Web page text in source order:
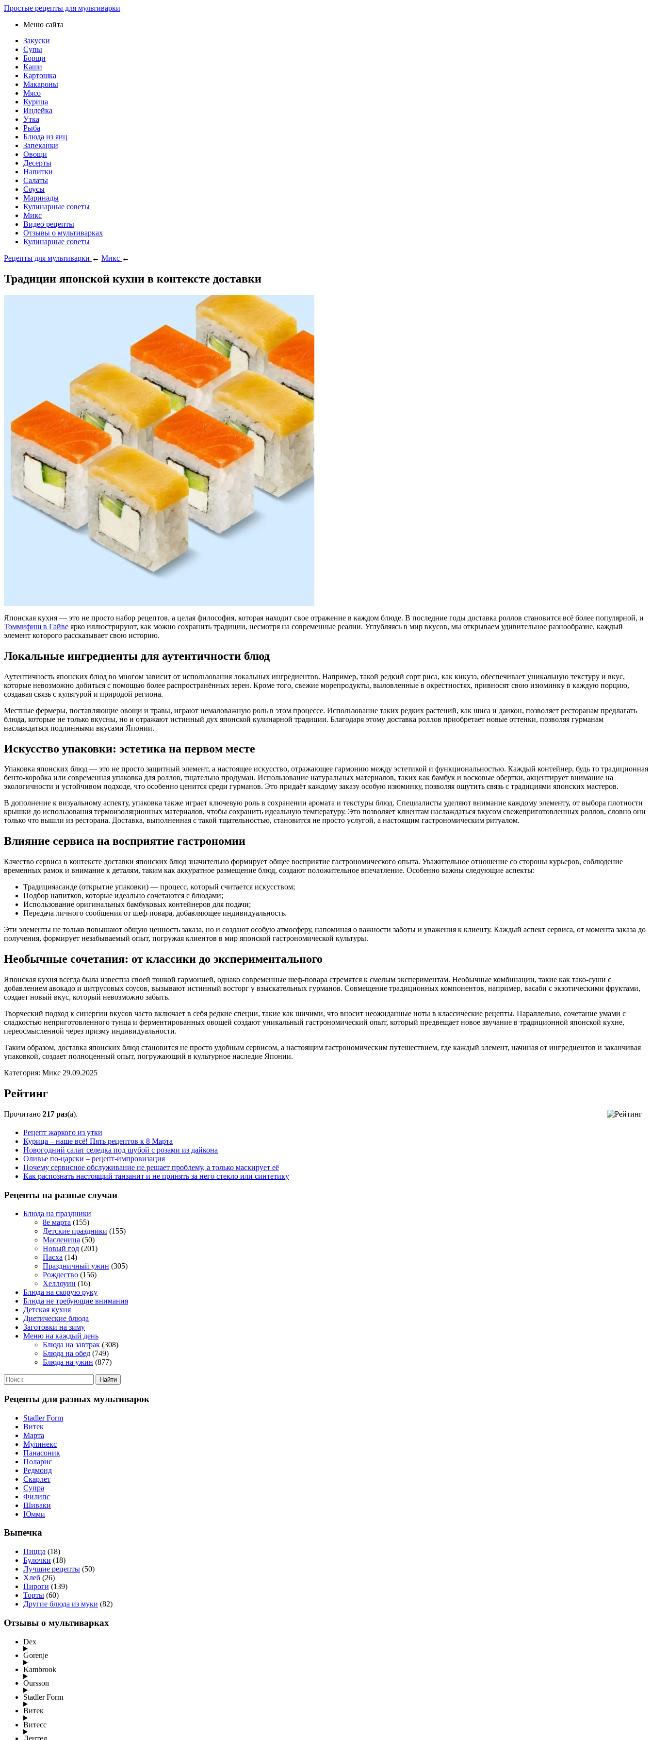
Простые рецепты для мультиварки
Меню сайта
Закуски
Супы
Борщи
Каши
Картошка
Макароны
Мясо
Курица
Индейка
Утка
Рыба
Блюда из яиц
Запеканки
Овощи
Десерты
Напитки
Салаты
Соусы
Маринады
Кулинарные советы
Микс
Видео рецепты
Отзывы о мультиварках
Кулинарные советы
Рецепты для мультиварки ← Микс ←
Традиции японской кухни в контексте доставки
Японская кухня — это не просто набор рецептов, а целая философия, которая находит свое отражение в каждом блюде. В последние годы доставка роллов становится всё более популярной, и
Томмифиш в Гайве ярко иллюстрируют, как можно сохранить традиции, несмотря на современные реалии. Углубляясь в мир вкусов, мы открываем удивительное разнообразие, каждый
элемент которого рассказывает свою историю.
Локальные ингредиенты для аутентичности блюд
Аутентичность японских блюд во многом зависит от использования локальных ингредиентов. Например, такой редкий сорт риса, как кикузэ, обеспечивает уникальную текстуру и вкус,
которые невозможно добиться с помощью более распространённых зерен. Кроме того, свежие морепродукты, выловленные в окрестностях, привносят свою изюминку в каждую порцию,
создавая связь с культурой и природой региона.
Местные фермеры, поставляющие овощи и травы, играют немаловажную роль в этом процессе. Использование таких редких растений, как шиса и даикон, позволяет ресторанам предлагать
блюда, которые не только вкусны, но и отражают истинный дух японской кулинарной традиции. Благодаря этому доставка роллов приобретает новые оттенки, позволяя гурманам
наслаждаться подлинными вкусами Японии.
Искусство упаковки: эстетика на первом месте
Упаковка японских блюд — это не просто защитный элемент, а настоящее искусство, отражающее гармонию между эстетикой и функциональностью. Каждый контейнер, будь то традиционная
бенто-коробка или современная упаковка для роллов, тщательно продуман. Использование натуральных материалов, таких как бамбук и восковые обертки, акцентирует внимание на
экологичности и устойчивом подходе, что особенно ценится среди гурманов. Это придаёт каждому заказу особую изюминку, позволяя ощутить связь с традициями японских мастеров.
В дополнение к визуальному аспекту, упаковка также играет ключевую роль в сохранении аромата и текстуры блюд. Специалисты уделяют внимание каждому элементу, от выбора плотности
крышки до использования термоизоляционных материалов, чтобы сохранить идеальную температуру. Это позволяет клиентам наслаждаться вкусом свежеприготовленных роллов, словно они
только что вышли из ресторана. Доставка, выполненная с такой тщательностью, становится не просто услугой, а настоящим гастрономическим ритуалом.
Влияние сервиса на восприятие гастрономии
Качество сервиса в контексте доставки японских блюд значительно формирует общее восприятие гастрономического опыта. Уважительное отношение со стороны курьеров, соблюдение
временных рамок и внимание к деталям, таким как аккуратное размещение блюд, создают положительное впечатление. Особенно важны следующие аспекты:
Традицияасанде (открытие упаковки) — процесс, который считается искусством;
Подбор напитков, которые идеально сочетаются с блюдами;
Использование оригинальных бамбуковых контейнеров для подачи;
Передача личного сообщения от шеф-повара, добавляющее индивидуальность.
Эти элементы не только повышают общую ценность заказа, но и создают особую атмосферу, напоминая о важности заботы и уважения к клиенту. Каждый аспект сервиса, от момента заказа до
получения, формирует незабываемый опыт, погружая клиентов в мир японской гастрономической культуры.
Необычные сочетания: от классики до экспериментального
Японская кухня всегда была известна своей тонкой гармонией, однако современные шеф-повара стремятся к смелым экспериментам. Необычные комбинации, такие как тако-суши с
добавлением авокадо и цитрусовых соусов, вызывают истинный восторг у взыскательных гурманов. Совмещение традиционных компонентов, например, васаби с экзотическими фруктами,
создает новый вкус, который невозможно забыть.
Творческий подход к синергии вкусов часто включает в себя редкие специи, такие как шичими, что вносит неожиданные ноты в классические рецепты. Параллельно, сочетание умами с
сладкостью неприготовленного тунца и ферментированных овощей создают уникальный гастрономический опыт, который предвещает новое звучание в традиционной японской кухне,
переосмысленной через призму индивидуальности.
Таким образом, доставка японских блюд становится не просто удобным сервисом, а настоящим гастрономическим путешествием, где каждый элемент, начиная от ингредиентов и заканчивая
упаковкой, создает полноценный опыт, погружающий в культурное наследие Японии.
Категория: Микс 29.09.2025
Рейтинг
Прочитано 217 раз(a).
Рецепт жаркого из утки
Курица – наше всё! Пять рецептов к 8 Марта
Новогодний салат селедка под шубой с розами из дайкона
Оливье по-царски – рецепт-импровизация
Почему сервисное обслуживание не решает проблему, а только маскирует её
Как распознать настоящий танзанит и не принять за него стекло или синтетику
Рецепты на разные случаи
Блюда на праздники
8е марта (155)
Детские праздники (155)
Масленица (50)
Новый год (201)
Пасха (14)
Праздничный ужин (305)
Рождество (156)
Хеллоуин (16)
Блюда на скорую руку
Блюда не требующие внимания
Детская кухня
Диетические блюда
Заготовки на зиму
Меню на каждый день
Блюда на завтрак (308)
Блюда на обед (749)
Блюда на ужин (877)
Рецепты для разных мультиварок
Stadler Form
Витек
Марта
Мулинекс
Панасоник
Поларис
Редмонд
Скарлет
Супра
Филипс
Шиваки
Юмми
Выпечка
Пицца (18)
Булочки (18)
Лучшие рецепты (50)
Хлеб (26)
Пироги (139)
Торты (60)
Другие блюда из муки (82)
Отзывы о мультиварках
Dex
Gorenje
Kambrook
Oursson
Stadler Form
Витек
Витесс